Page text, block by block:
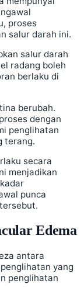
proses
salur darah ini.
salur darah
radang boleh
berlaku di
berubah.
dengan
penglihatan
terang.
secara
menjadikan
punca
Edema
antara
yang
penglihatan